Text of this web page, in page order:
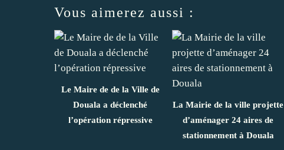
Vous aimerez aussi :
Le Maire de de la Ville de
Douala a déclenché
l’opération répressive
La Mairie de la ville projette
d’aménager 24 aires de
stationnement à Douala